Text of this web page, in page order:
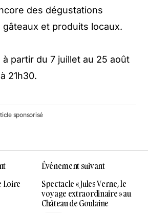
des dégustations
et produits locaux.
partir du 7 juillet au 25 août
21h30.
sponsorisé
Loire
Événement suivant
Spectacle « Jules Verne, le
voyage extraordinaire » au
Château de Goulaine